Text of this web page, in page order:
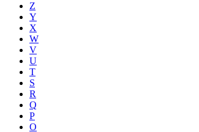
Z
Y
X
W
V
U
T
S
R
Q
P
O